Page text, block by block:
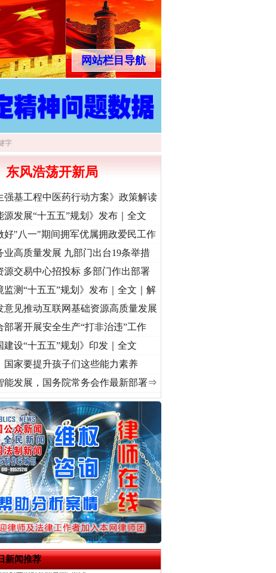
网站栏目导航
]牢记初心使命 奋进复兴征程丨“转折之城”激荡..
东风浩荡开新局
强基工程中医药行动方案》政策解读
源发展“十五五”规划》发布｜全文
好"八一"期间拥军优属拥政爱民工作
业高质量发展 九部门出台19条举措
源交易中心招投标 多部门作出部署
监测“十五五”规划》发布｜全文｜解
意见推动互联网基础资源高质量发展
部署开展安全生产“打非治违”工作
建设“十五五”规划》印发｜全文
国家要提升孩子们这些能力素养
能发展，国务院常务会作最新部署⇒
新闻推荐
相守，一别两宽：这场老年..
欠条伤亲情 巡回调解促和..
保费，离婚时为何要分走一..
誉，不得录用为公务员
头目出狱后办书院暴力管教..
省公安厅征集新型黑恶违法..
对6家美国实体采取反制措..
发起首例对外贸易国家安全..